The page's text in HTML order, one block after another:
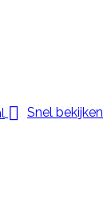
 Snel bekijken